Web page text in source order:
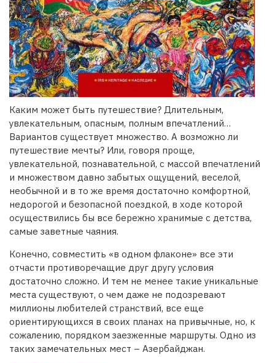
Каким может быть путешествие? Длительным,
увлекательным, опасным, полным впечатлений…
Вариантов существует множество. А возможно ли
путешествие мечты? Или, говоря проще,
увлекательной, познавательной, с массой впечатлений
и множеством давно забытых ощущений, веселой,
необычной и в то же время достаточно комфортной,
недорогой и безопасной поездкой, в ходе которой
осуществились бы все бережно хранимые с детства,
самые заветные чаяния.
Конечно, совместить «в одном флаконе» все эти
отчасти противоречащие друг другу условия
достаточно сложно. И тем не менее такие уникальные
места существуют, о чем даже не подозревают
миллионы любителей странствий, все еще
ориентирующихся в своих планах на привычные, но, к
сожалению, порядком заезженные маршруты. Одно из
таких замечательных мест – Азербайджан.